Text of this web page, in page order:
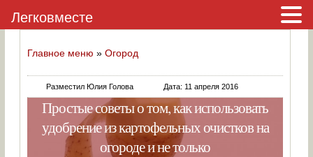
Главное меню »Огород
Разместил Юлия Голова Дата: 11 апреля 2016
Простые советы о том, как использовать
удобрение из картофельных очистков на
огороде и не только
Легковместе